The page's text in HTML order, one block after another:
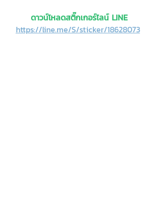
ดาวน์โหลดสติ๊กเกอร์ไลน์ LINE
https://line.me/S/sticker/18628073